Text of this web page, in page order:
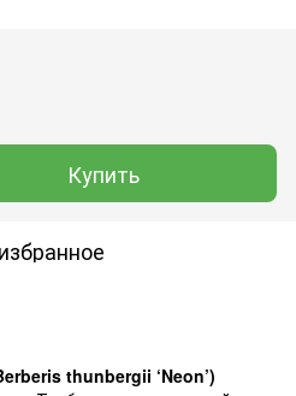
Купить
thunbergii ‘Neon’)